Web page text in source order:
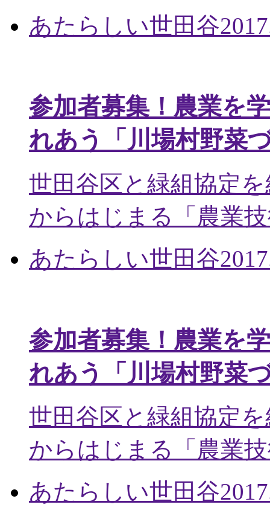
あたらしい世田谷
参加者募集！農業を
れあう「川場村野菜
世田谷区と緑組協定
からはじまる「農業
あたらしい世田谷
参加者募集！農業を
れあう「川場村野菜
世田谷区と緑組協定
からはじまる「農業
あたらしい世田谷